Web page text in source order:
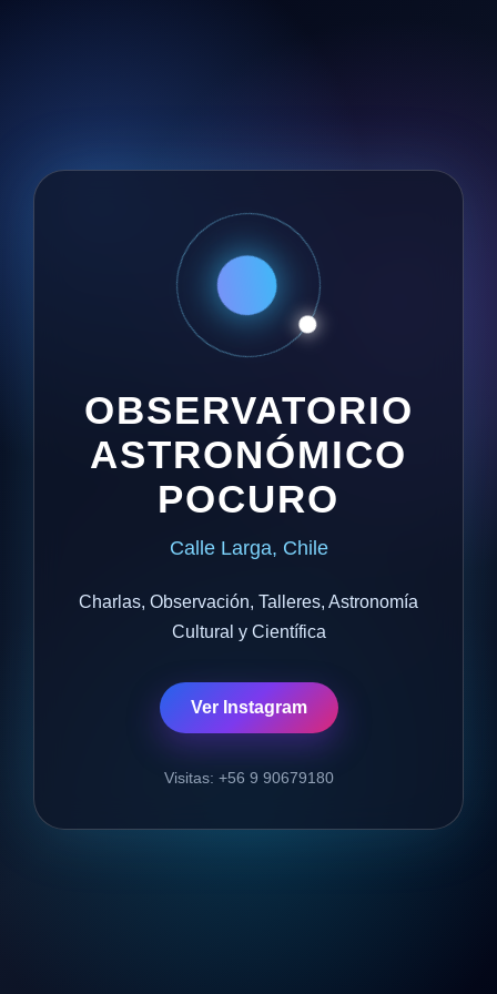
OBSERVATORIO
ASTRONÓMICO
POCURO
Calle Larga, Chile
Charlas, Observación, Talleres, Astronomía
Cultural y Científica
Ver Instagram
Visitas: +56 9 90679180